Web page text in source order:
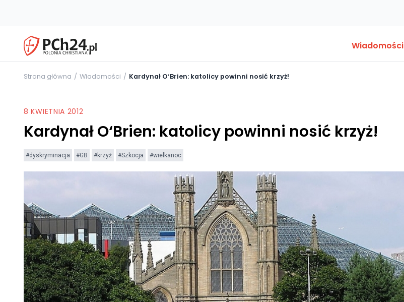
Wiadomości
Strona główna Wiadomości Kardynał O‘Brien: katolicy powinni nosić krzyż!
8 KWIETNIA 2012
Kardynał O‘Brien: katolicy powinni nosić krzyż!
#dyskryminacja #GB #krzyż #Szkocja #wielkanoc